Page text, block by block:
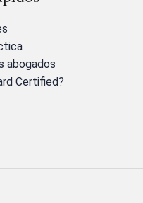
abogados
Certified?